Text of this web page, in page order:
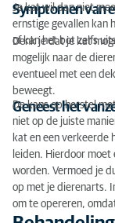
Symptomen van
Je kat wil dan niet
ernstige gevallen kan
of kan het bot zelfs
Denk je dat je kat
mogelijk naar de
eventueel met een
beweegt.
Geneest het
De kans op herstel
niet op de juiste
kat en een verkeerde
leiden. Hierdoor moet
worden. Vermoed je
op met je dierenarts.
om te opereren,